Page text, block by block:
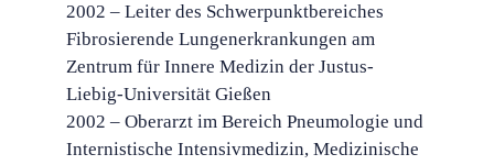
2002 – Leiter des Schwerpunktbereiches
Fibrosierende Lungenerkrankungen am
Zentrum für Innere Medizin der Justus-
Liebig-Universität Gießen
2002 – Oberarzt im Bereich Pneumologie und
Internistische Intensivmedizin, Medizinische